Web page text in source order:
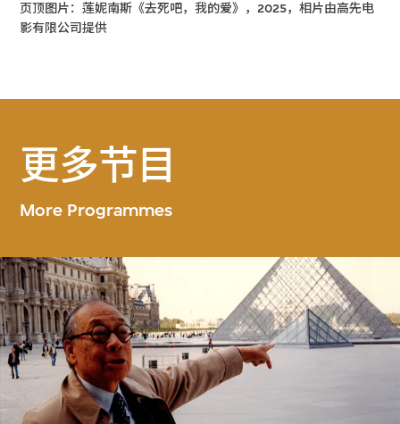
页顶图片：莲妮南斯《去死吧，我的爱》，2025，相片由高先电
影有限公司提供
更多节目
More Programmes